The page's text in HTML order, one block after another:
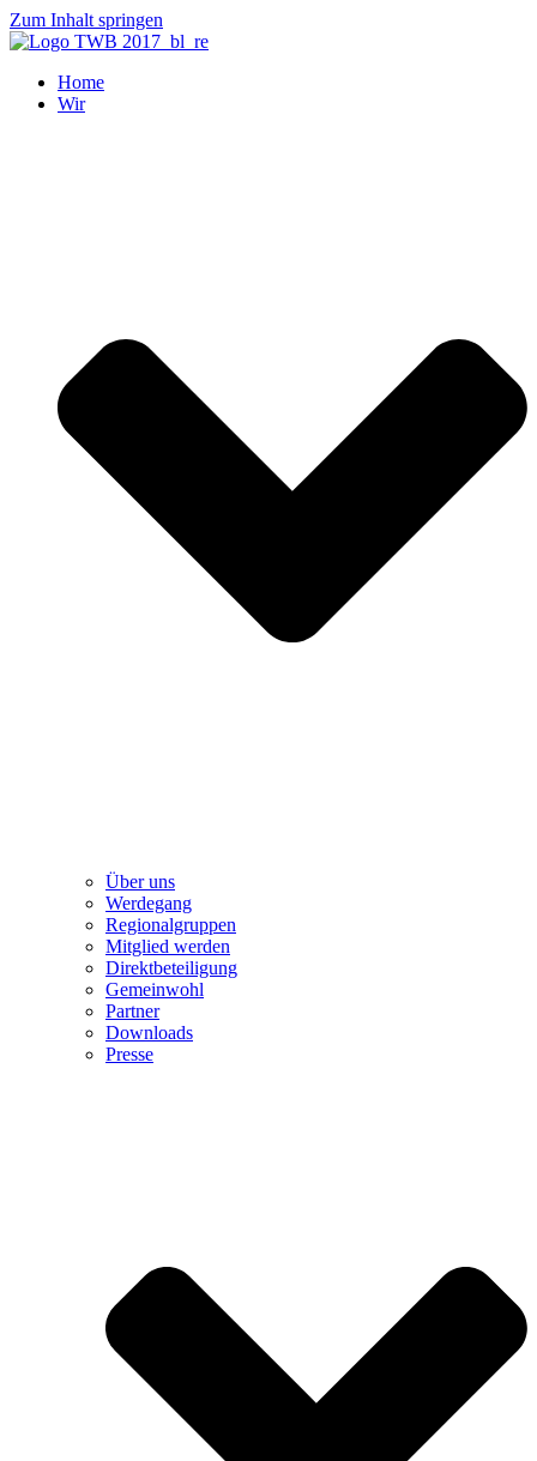
Zum Inhalt springen
Home
Wir
Über uns
Werdegang
Regionalgruppen
Mitglied werden
Direktbeteiligung
Gemeinwohl
Partner
Downloads
Presse